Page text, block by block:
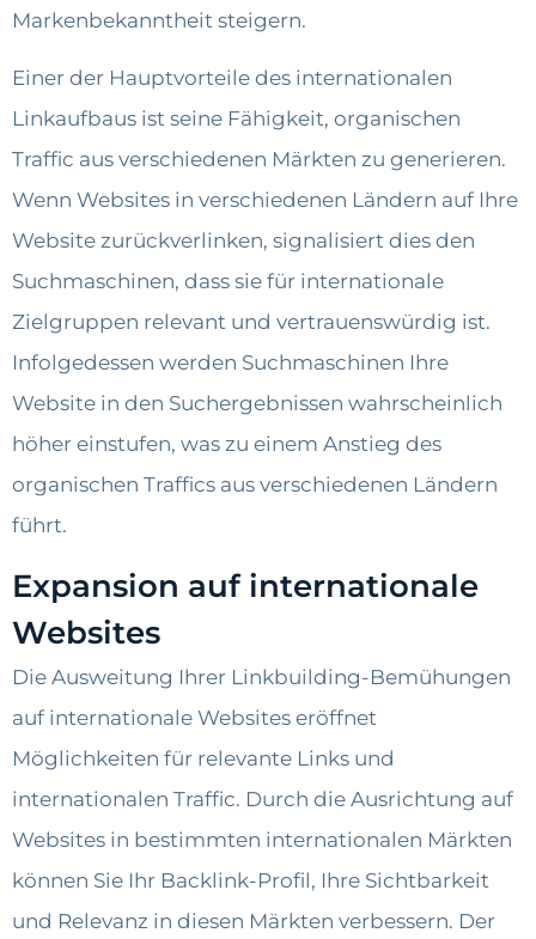
Markenbekanntheit steigern.
Einer der Hauptvorteile des internationalen
Linkaufbaus ist seine Fähigkeit, organischen
Traffic aus verschiedenen Märkten zu generieren.
Wenn Websites in verschiedenen Ländern auf Ihre
Website zurückverlinken, signalisiert dies den
Suchmaschinen, dass sie für internationale
Zielgruppen relevant und vertrauenswürdig ist.
Infolgedessen werden Suchmaschinen Ihre
Website in den Suchergebnissen wahrscheinlich
höher einstufen, was zu einem Anstieg des
organischen Traffics aus verschiedenen Ländern
führt.
Expansion auf internationale
Websites
Die Ausweitung Ihrer Linkbuilding-Bemühungen
auf internationale Websites eröffnet
Möglichkeiten für relevante Links und
internationalen Traffic. Durch die Ausrichtung auf
Websites in bestimmten internationalen Märkten
können Sie Ihr Backlink-Profil, Ihre Sichtbarkeit
und Relevanz in diesen Märkten verbessern. Der